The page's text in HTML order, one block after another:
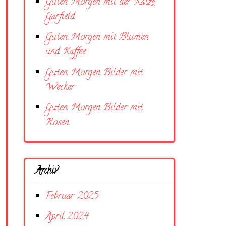
Garfield
Guten Morgen mit Blumen
und Kaffee
Guten Morgen Bilder mit
Wecker
Guten Morgen Bilder mit
Rosen
Archiv
Februar 2025
April 2024